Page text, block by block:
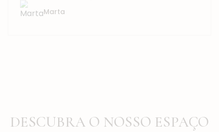
Marta
DESCUBRA O NOSSO ESPAÇO